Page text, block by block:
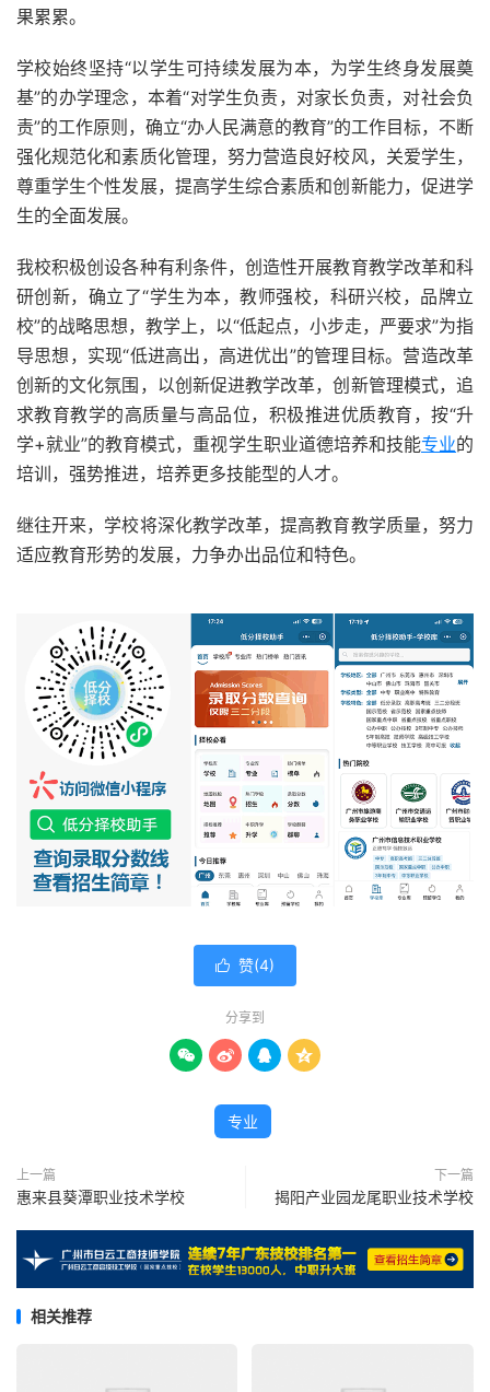
果累累。
学校始终坚持“以学生可持续发展为本，为学生终身发展奠
基”的办学理念，本着“对学生负责，对家长负责，对社会负
责”的工作原则，确立“办人民满意的教育”的工作目标，不断
强化规范化和素质化管理，努力营造良好校风，关爱学生，
尊重学生个性发展，提高学生综合素质和创新能力，促进学
生的全面发展。
我校积极创设各种有利条件，创造性开展教育教学改革和科
研创新，确立了“学生为本，教师强校，科研兴校，品牌立
校”的战略思想，教学上，以“低起点，小步走，严要求”为指
导思想，实现“低进高出，高进优出”的管理目标。营造改革
创新的文化氛围，以创新促进教学改革，创新管理模式，追
求教育教学的高质量与高品位，积极推进优质教育，按“升
学+就业”的教育模式，重视学生职业道德培养和技能专业的
培训，强势推进，培养更多技能型的人才。
继往开来，学校将深化教学改革，提高教育教学质量，努力
适应教育形势的发展，力争办出品位和特色。
 赞(4)
分享到
   
专业
上一篇
惠来县葵潭职业技术学校
下一篇
揭阳产业园龙尾职业技术学校
相关推荐